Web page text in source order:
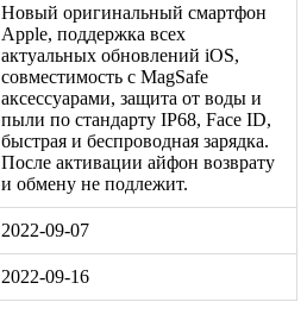
Новый оригинальный смартфон
Apple, поддержка всех
актуальных обновлений iOS,
совместимость с MagSafe
аксессуарами, защита от воды и
пыли по стандарту IP68, Face ID,
быстрая и беспроводная зарядка.
После активации айфон возврату
и обмену не подлежит.
2022-09-07
2022-09-16